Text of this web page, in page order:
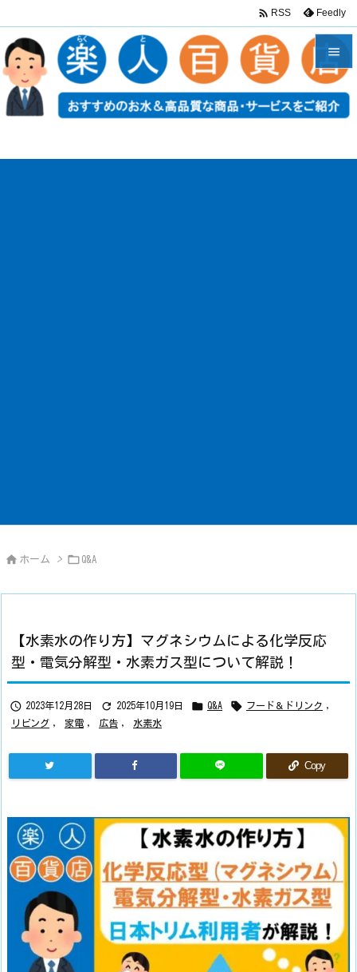


メニュ


 RSS Feedly
 ホーム >  Q&A
【水素水の作り方】マグネシウムによる化学反応
型・電気分解型・水素ガス型について解説！
 2023年12月28日  2025年10月19日  Q&A  フード＆ドリンク ,
リビング , 家電 , 広告 , 水素水
Copy